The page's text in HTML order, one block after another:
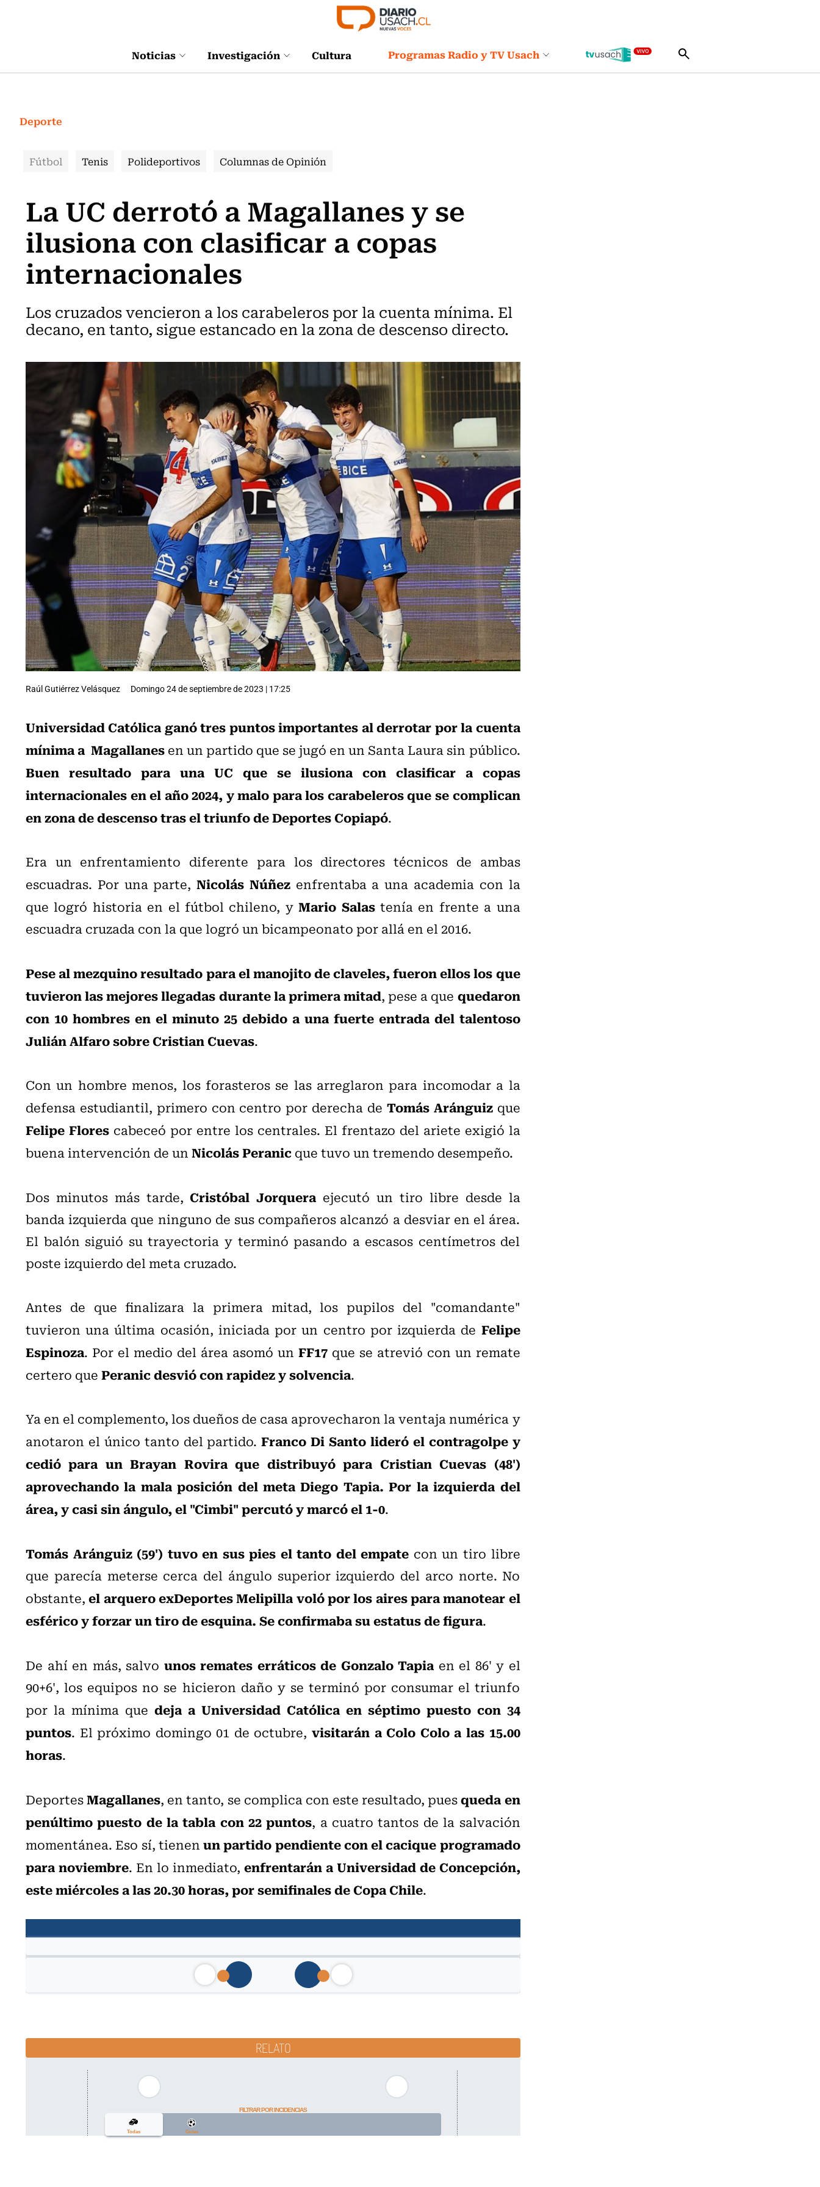
Noticias Investigación Cultura Programas Radio y TV Usach
Deporte
Fútbol Tenis Polideportivos Columnas de Opinión
La UC derrotó a Magallanes y se
ilusiona con clasificar a copas
internacionales
Los cruzados vencieron a los carabeleros por la cuenta mínima. El
decano, en tanto, sigue estancado en la zona de descenso directo.
Raúl Gutiérrez Velásquez Domingo 24 de septiembre de 2023 | 17:25
Universidad Católica ganó tres puntos importantes al derrotar por la cuenta
mínima a Magallanesen un partido que se jugó en un Santa Laura sin público.
Buen resultado para una UC que se ilusiona con clasificar a copas
internacionales en el año 2024, y malo para los carabeleros que se complican
en zona de descenso tras el triunfo de Deportes Copiapó.
Era un enfrentamiento diferente para los directores técnicos de ambas
escuadras. Por una parte,Nicolás Núñezenfrentaba a una academia con la
que logró historia en el fútbol chileno, yMario Salastenía en frente a una
escuadra cruzada con la que logró un bicampeonato por allá en el 2016.
Pese al mezquino resultado para el manojito de claveles, fueron ellos los que
tuvieron las mejores llegadas durante la primera mitad, pese a que quedaron
con 10 hombres en el minuto 25 debido a una fuerte entrada del talentoso
Julián Alfaro sobre Cristian Cuevas.
Con un hombre menos, los forasteros se las arreglaron para incomodar a la
defensa estudiantil, primero con centro por derecha de Tomás Aránguizque
Felipe Florescabeceó por entre los centrales. El frentazo del ariete exigió la
buena intervención de unNicolás Peranicque tuvo un tremendo desempeño.
Dos minutos más tarde,Cristóbal Jorquera ejecutó un tiro libre desde la
banda izquierda que ninguno de sus compañeros alcanzó a desviar en el área.
El balón siguió su trayectoria y terminó pasando a escasos centímetros del
poste izquierdo del meta cruzado.
Antes de que finalizara la primera mitad, los pupilos del "comandante"
tuvieron una última ocasión, iniciada por un centro por izquierda de Felipe
Espinoza. Por el medio del área asomó un FF17que se atrevió con un remate
certero quePeranic desvió con rapidez y solvencia.
Ya en el complemento, los dueños de casa aprovecharon la ventaja numérica y
anotaron el único tanto del partido.Franco Di Santo lideró el contragolpe y
cedió para un Brayan Rovira que distribuyó para Cristian Cuevas (48')
aprovechando la mala posición del meta Diego Tapia. Por la izquierda del
área, y casi sin ángulo, el "Cimbi" percutó y marcó el 1-0.
Tomás Aránguiz (59') tuvo en sus pies el tanto del empate con un tiro libre
que parecía meterse cerca del ángulo superior izquierdo del arco norte. No
obstante,el arquero exDeportes Melipilla voló por los aires para manotear el
esférico y forzar un tiro de esquina. Se confirmaba su estatus de figura.
De ahí en más, salvo unos remates erráticos de Gonzalo Tapia en el 86' y el
90+6', los equipos no se hicieron daño y se terminó por consumar el triunfo
por la mínima que deja a Universidad Católica en séptimo puesto con 34
puntos. El próximo domingo 01 de octubre,visitarán a Colo Colo a las 15.00
horas.
DeportesMagallanes, en tanto, se complica con este resultado, puesqueda en
penúltimo puesto de la tabla con 22 puntos, a cuatro tantos de la salvación
momentánea. Eso sí, tienenun partido pendiente con el cacique programado
para noviembre. En lo inmediato, enfrentarán a Universidad de Concepción,
este miércoles a las 20.30 horas, por semifinales de Copa Chile.